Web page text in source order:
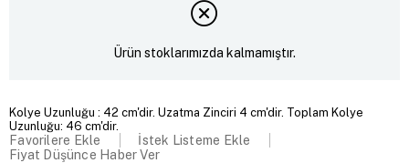
Ürün stoklarımızda kalmamıştır.
Kolye Uzunluğu : 42 cm'dir. Uzatma Zinciri 4 cm'dir. Toplam Kolye
Uzunluğu: 46 cm'dir.
Favorilere Ekle
İstek Listeme Ekle
Fiyat Düşünce Haber Ver